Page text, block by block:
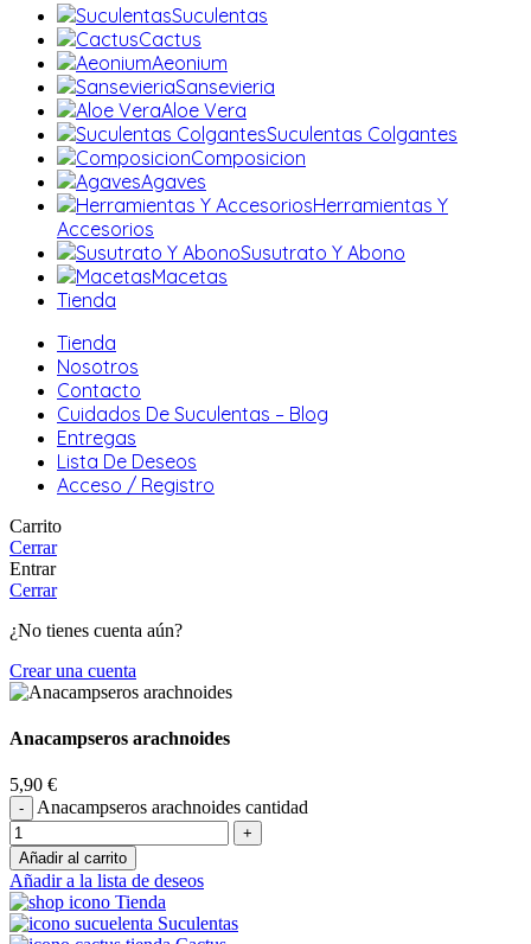
Suculentas
Cactus
Aeonium
Sansevieria
Aloe Vera
Suculentas Colgantes
Composicion
Agaves
Herramientas Y
Accesorios
Susutrato Y Abono
Macetas
Tienda
Tienda
Nosotros
Contacto
Cuidados De Suculentas – Blog
Entregas
Lista De Deseos
Acceso / Registro
Carrito
Cerrar
Entrar
Cerrar
¿No tienes cuenta aún?
Crear una cuenta
Anacampseros arachnoides
5,90 €
Anacampseros arachnoides cantidad
Añadir al carrito
Añadir a la lista de deseos
Tienda
Suculentas